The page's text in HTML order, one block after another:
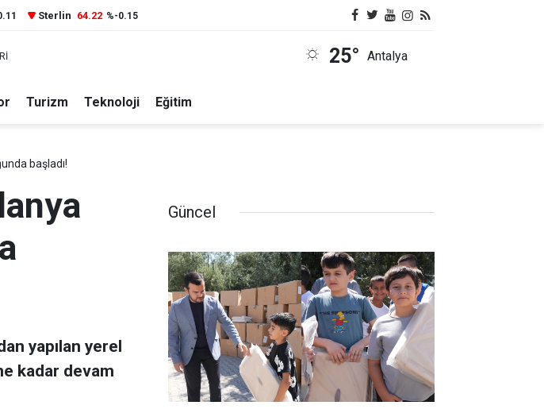
Sterlin 64.22 %-0.15
25° Antalya
Turizm Teknoloji Eğitim
başladı!
yapılan yerel
kadar devam
Güncel